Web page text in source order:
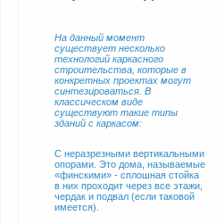
На данный момент
существует несколько
технологий каркасного
строительства, которые в
конкретных проектах могут
синтезироваться. В
классическом виде
существуют такие типы
зданий с каркасом:
С неразрезными вертикальными
опорами. Это дома, называемые
«финскими» - сплошная стойка
в них проходит через все этажи,
чердак и подвал (если таковой
имеется).